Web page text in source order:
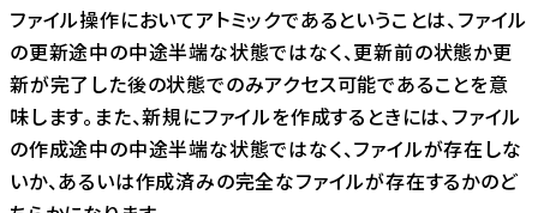
ファイル操作においてアトミックであるということは、ファイル
の更新途中の中途半端な状態ではなく、更新前の状態か更
新が完了した後の状態でのみアクセス可能であることを意
味します。また、新規にファイルを作成するときには、ファイル
の作成途中の中途半端な状態ではなく、ファイルが存在しな
いか、あるいは作成済みの完全なファイルが存在するかのど